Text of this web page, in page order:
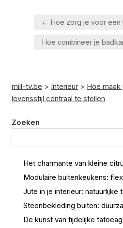
Berichtnavigatie
← Hoe zorg je voor een
Hoe combineer je
mill-tv.be > Interieur > Hoe
levensstijl centraal te stellen
Zoeken
Het charmante van kleine
Modulaire buitenkeukens:
Jute in je interieur:
Steenbekleding buiten:
De kunst van tijdelijke